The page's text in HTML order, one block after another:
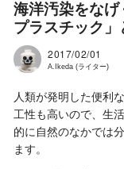
海洋汚染をな
プラスチック」
2017/02/01
A.Ikeda (ライター)
人類が発明した便利
工性も高いので、生
的に自然のなかでは
ます。